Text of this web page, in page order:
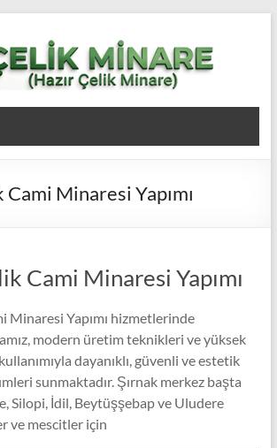
Minaresi Yapımı
Cami Minaresi Yapımı
Minaresi Yapımı hizmetlerinde
modern üretim teknikleri ve yüksek
dayanıklı, güvenli ve estetik
sunmaktadır. Şırnak merkez başta
Silopi, İdil, Beytüşşebap ve Uludere
ve mescitler için